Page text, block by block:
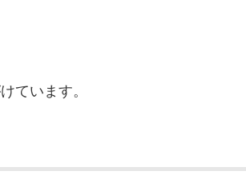
ています。